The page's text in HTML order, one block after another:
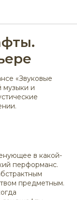
«Звуковые
музыки и
в какой-
перформанс.
предметным.